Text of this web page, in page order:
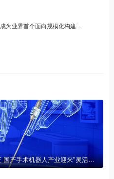
由AWS提供支持的HUMAIN ONE将成为业界首个面向规模化构建、部署与治理自主AI智能体的企业级操作系统
图格医疗"8mm内窥镜"获CE认证 国产手术机器人产业迎来"灵活之眼"